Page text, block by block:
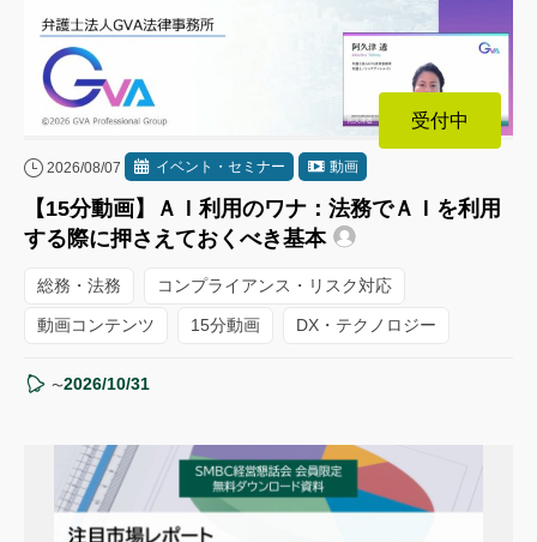
受付中
2026/08/07 イベント・セミナー 動画
【15分動画】ＡＩ利用のワナ：法務でＡＩを利用
する際に押さえておくべき基本
総務・法務 コンプライアンス・リスク対応
動画コンテンツ 15分動画 DX・テクノロジー
〜2026/10/31